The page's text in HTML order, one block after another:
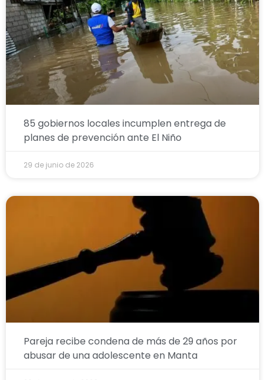
85 gobiernos locales incumplen entrega de
planes de prevención ante El Niño
29 de junio de 2026
Pareja recibe condena de más de 29 años por
abusar de una adolescente en Manta